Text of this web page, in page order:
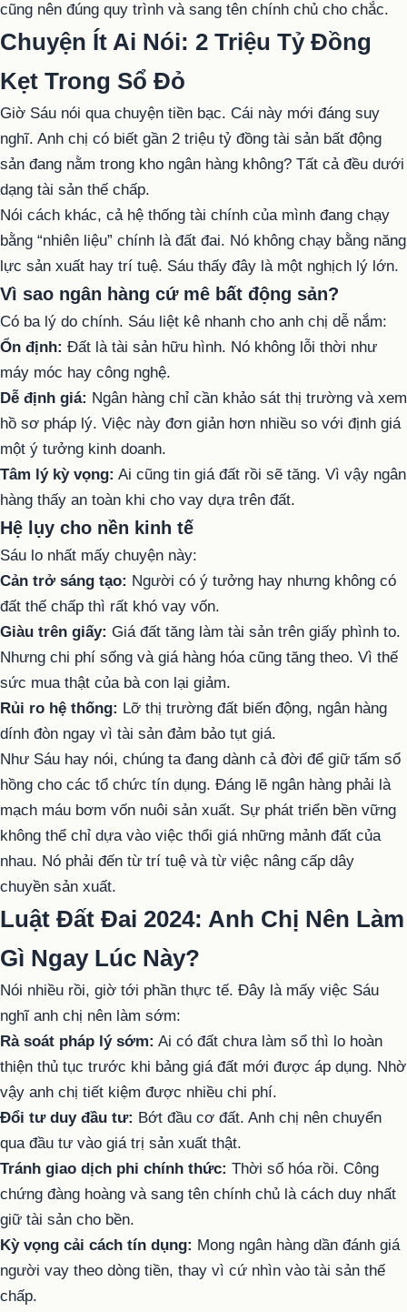
cũng nên đúng quy trình và sang tên chính chủ cho chắc.
Chuyện Ít Ai Nói: 2 Triệu Tỷ Đồng
Kẹt Trong Sổ Đỏ
Giờ Sáu nói qua chuyện tiền bạc. Cái này mới đáng suy
nghĩ. Anh chị có biết gần 2 triệu tỷ đồng tài sản bất động
sản đang nằm trong kho ngân hàng không? Tất cả đều dưới
dạng tài sản thế chấp.
Nói cách khác, cả hệ thống tài chính của mình đang chạy
bằng “nhiên liệu” chính là đất đai. Nó không chạy bằng năng
lực sản xuất hay trí tuệ. Sáu thấy đây là một nghịch lý lớn.
Vì sao ngân hàng cứ mê bất động sản?
Có ba lý do chính. Sáu liệt kê nhanh cho anh chị dễ nắm:
Ổn định: Đất là tài sản hữu hình. Nó không lỗi thời như
máy móc hay công nghệ.
Dễ định giá: Ngân hàng chỉ cần khảo sát thị trường và xem
hồ sơ pháp lý. Việc này đơn giản hơn nhiều so với định giá
một ý tưởng kinh doanh.
Tâm lý kỳ vọng: Ai cũng tin giá đất rồi sẽ tăng. Vì vậy ngân
hàng thấy an toàn khi cho vay dựa trên đất.
Hệ lụy cho nền kinh tế
Sáu lo nhất mấy chuyện này:
Cản trở sáng tạo: Người có ý tưởng hay nhưng không có
đất thế chấp thì rất khó vay vốn.
Giàu trên giấy: Giá đất tăng làm tài sản trên giấy phình to.
Nhưng chi phí sống và giá hàng hóa cũng tăng theo. Vì thế
sức mua thật của bà con lại giảm.
Rủi ro hệ thống: Lỡ thị trường đất biến động, ngân hàng
dính đòn ngay vì tài sản đảm bảo tụt giá.
Như Sáu hay nói, chúng ta đang dành cả đời để giữ tấm sổ
hồng cho các tổ chức tín dụng. Đáng lẽ ngân hàng phải là
mạch máu bơm vốn nuôi sản xuất. Sự phát triển bền vững
không thể chỉ dựa vào việc thổi giá những mảnh đất của
nhau. Nó phải đến từ trí tuệ và từ việc nâng cấp dây
chuyền sản xuất.
Luật Đất Đai 2024: Anh Chị Nên Làm
Gì Ngay Lúc Này?
Nói nhiều rồi, giờ tới phần thực tế. Đây là mấy việc Sáu
nghĩ anh chị nên làm sớm:
Rà soát pháp lý sớm: Ai có đất chưa làm sổ thì lo hoàn
thiện thủ tục trước khi bảng giá đất mới được áp dụng. Nhờ
vậy anh chị tiết kiệm được nhiều chi phí.
Đổi tư duy đầu tư: Bớt đầu cơ đất. Anh chị nên chuyển
qua đầu tư vào giá trị sản xuất thật.
Tránh giao dịch phi chính thức: Thời số hóa rồi. Công
chứng đàng hoàng và sang tên chính chủ là cách duy nhất
giữ tài sản cho bền.
Kỳ vọng cải cách tín dụng: Mong ngân hàng dần đánh giá
người vay theo dòng tiền, thay vì cứ nhìn vào tài sản thế
chấp.